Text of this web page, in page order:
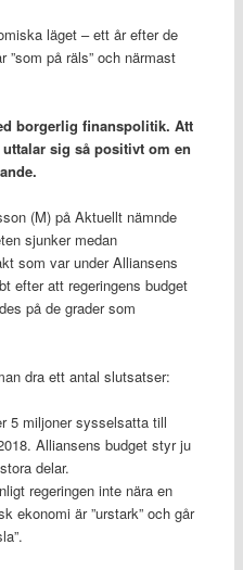
läget – ett år efter de
”som på räls” och närmast
borgerlig finanspolitik. Att
sig så positivt om en
(M) på Aktuellt nämnde
sjunker medan
som var under Alliansens
efter att regeringens budget
på de grader som
dra ett antal slutsatser:
5 miljoner sysselsatta till
Alliansens budget styr ju
delar.
regeringen inte nära en
ekonomi är ”urstark” och går